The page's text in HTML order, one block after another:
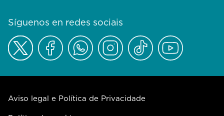
Síguenos en redes sociais
Aviso legal e Política de Privacidade